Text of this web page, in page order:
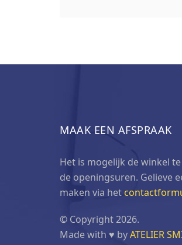
MAAK EEN AFSPRAAK
Het is mogelijk de winkel
de openingsuren. Gelieve
maken via het
© Copyright 2026.
Made with ♥ byATELIER